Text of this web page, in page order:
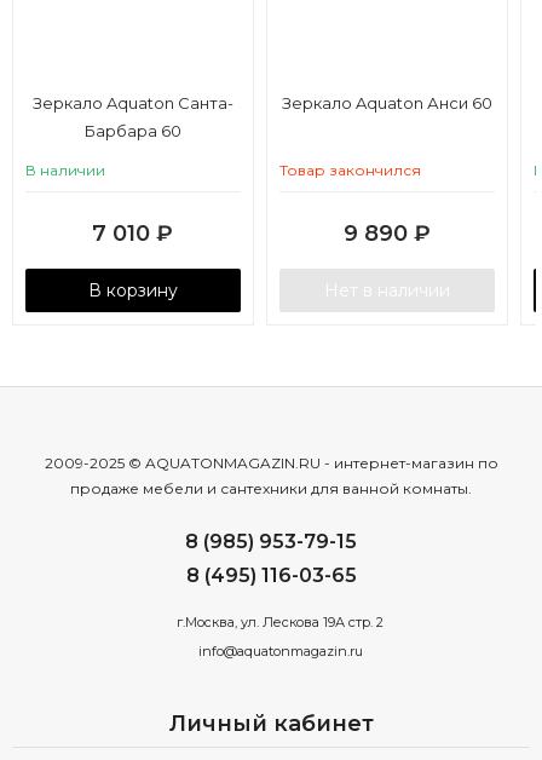
Зеркало Aquaton Санта-
Барбара 60
В наличии
7 010 ₽
В корзину
Зеркало Aquaton Анси 60
Товар закончился
9 890 ₽
Нет в наличии
2009-2025 © AQUATONMAGAZIN.RU - интернет-магазин по
продаже мебели и сантехники для ванной комнаты.
8 (985) 953-79-15
8 (495) 116-03-65
г.Москва, ул. Лескова 19А стр. 2
info@aquatonmagazin.ru
Личный кабинет